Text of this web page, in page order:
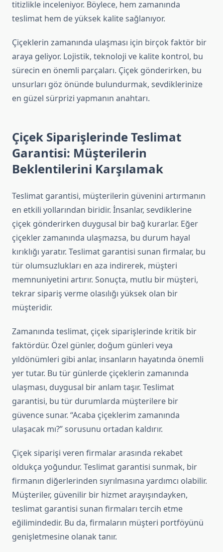
titizlikle inceleniyor. Böylece, hem zamanında
teslimat hem de yüksek kalite sağlanıyor.
Çiçeklerin zamanında ulaşması için birçok faktör bir
araya geliyor. Lojistik, teknoloji ve kalite kontrol, bu
sürecin en önemli parçaları. Çiçek gönderirken, bu
unsurları göz önünde bulundurmak, sevdiklerinize
en güzel sürprizi yapmanın anahtarı.
Çiçek Siparişlerinde Teslimat
Garantisi: Müşterilerin
Beklentilerini Karşılamak
Teslimat garantisi, müşterilerin güvenini artırmanın
en etkili yollarından biridir. İnsanlar, sevdiklerine
çiçek gönderirken duygusal bir bağ kurarlar. Eğer
çiçekler zamanında ulaşmazsa, bu durum hayal
kırıklığı yaratır. Teslimat garantisi sunan firmalar, bu
tür olumsuzlukları en aza indirerek, müşteri
memnuniyetini artırır. Sonuçta, mutlu bir müşteri,
tekrar sipariş verme olasılığı yüksek olan bir
müşteridir.
Zamanında teslimat, çiçek siparişlerinde kritik bir
faktördür. Özel günler, doğum günleri veya
yıldönümleri gibi anlar, insanların hayatında önemli
yer tutar. Bu tür günlerde çiçeklerin zamanında
ulaşması, duygusal bir anlam taşır. Teslimat
garantisi, bu tür durumlarda müşterilere bir
güvence sunar. “Acaba çiçeklerim zamanında
ulaşacak mı?” sorusunu ortadan kaldırır.
Çiçek siparişi veren firmalar arasında rekabet
oldukça yoğundur. Teslimat garantisi sunmak, bir
firmanın diğerlerinden sıyrılmasına yardımcı olabilir.
Müşteriler, güvenilir bir hizmet arayışındayken,
teslimat garantisi sunan firmaları tercih etme
eğilimindedir. Bu da, firmaların müşteri portföyünü
genişletmesine olanak tanır.